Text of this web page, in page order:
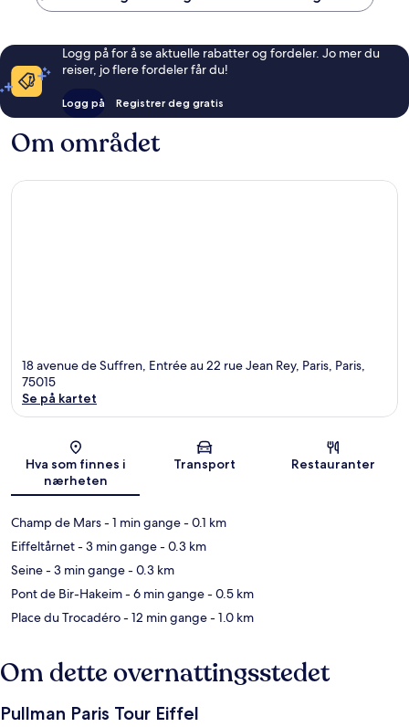
Logg på for å se aktuelle rabatter og fordeler. Jo mer du
reiser, jo flere fordeler får du!
Logg på Registrer deg gratis
Om området
18 avenue de Suffren, Entrée au 22 rue Jean Rey, Paris, Paris,
75015
Se på kartet
Hva som finnes i
nærheten
Transport Restauranter
Champ de Mars- 1 min gange- 0.1 km
Eiffeltårnet- 3 min gange- 0.3 km
Seine- 3 min gange- 0.3 km
Pont de Bir-Hakeim- 6 min gange- 0.5 km
Place du Trocadéro- 12 min gange- 1.0 km
Om dette overnattingsstedet
Pullman Paris Tour Eiffel